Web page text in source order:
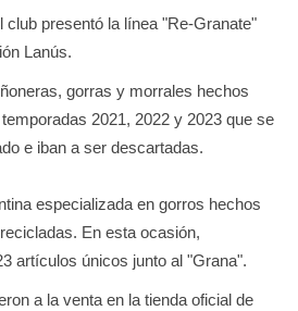
presentó la línea "Re-Granate"
Lanús.
gorras y morrales hechos
2021, 2022 y 2023 que se
e iban a ser descartadas.
especializada en gorros hechos
En esta ocasión,
artículos únicos junto al "Grana".
a la venta en la tienda oficial de